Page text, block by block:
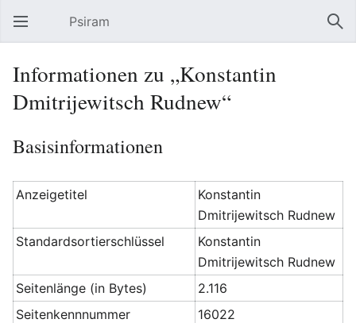
Hauptmenü öffnen Psiram
Informationen zu „Konstantin
Dmitrijewitsch Rudnew“
Basisinformationen
Anzeigetitel
Konstantin
Dmitrijewitsch Rudnew
Standardsortierschlüssel
Konstantin
Dmitrijewitsch Rudnew
Seitenlänge (in Bytes)
2.116
Seitenkennnummer
16022